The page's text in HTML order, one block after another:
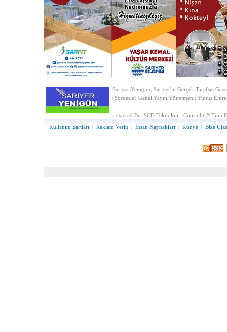
Sarıyer Yenigün, Sarıyer'in Gerçek Tarafsız
(Sorumlu) Genel Yayın Yönetmeni: Yunus
powered By: SCD Teknoloji - Copright © Tüm
Kullanım Şartları Reklam Verin İnsan Kaynakları Künye Bize